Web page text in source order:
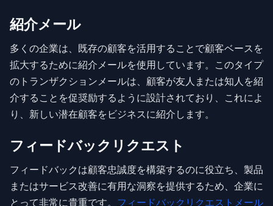
紹介メール
多くの企業は、既存の顧客を活用することで顧客ベースを
拡大するために紹介メールを使用しています。このタイプ
のトランザクションメールは、顧客が友人または知人を紹
介することを促奨励するように設計されており、これによ
り、新しい潜在顧客をビジネスに紹介します。
フィードバックリクエスト
フィードバックは顧客忠誠度を構築するのに役立ち、製品
またはサービス改善に有用な洞察を提供するため、企業に
とって非常に貴重です。 フィードバックリクエストメール